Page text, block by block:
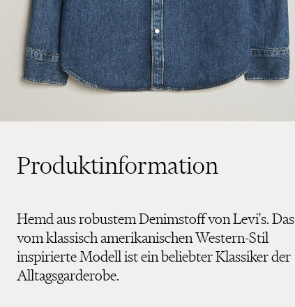
Produktinformation
Hemd aus robustem Denimstoff von Levi's. Das
vom klassisch amerikanischen Western-Stil
inspirierte Modell ist ein beliebter Klassiker der
Alltagsgarderobe.